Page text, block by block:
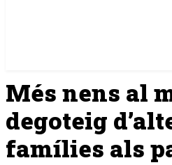
Més nens al
degoteig
famílies als